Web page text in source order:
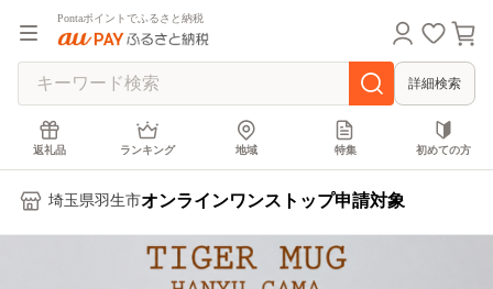
Pontaポイントでふるさと納税
詳細検索
返礼品 ランキング 地域 特集 初めての方
埼玉県羽生市オンラインワンストップ申請対象